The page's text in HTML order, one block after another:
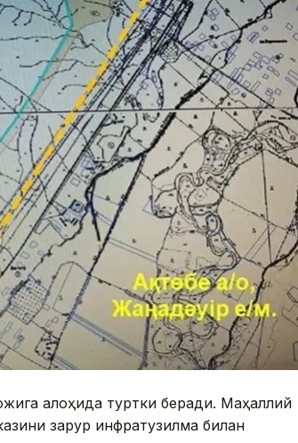
алоҳида туртки беради. Маҳаллий
зарур инфратузилма билан